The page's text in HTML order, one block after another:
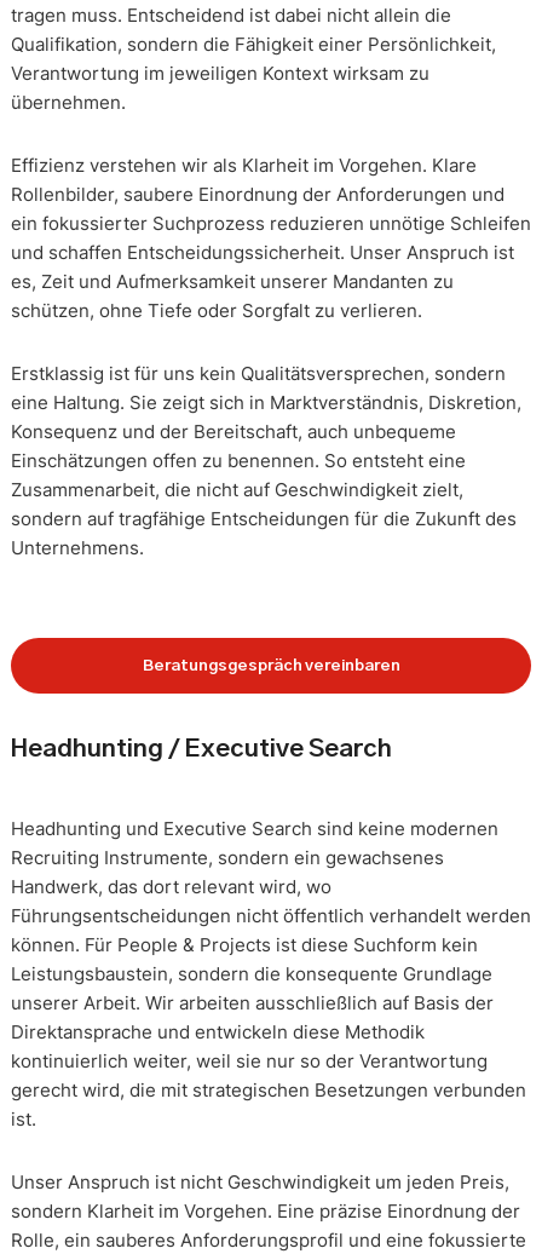
tragen muss. Entscheidend ist dabei nicht allein die
Qualifikation, sondern die Fähigkeit einer Persönlichkeit,
Verantwortung im jeweiligen Kontext wirksam zu
übernehmen.
Effizienz verstehen wir als Klarheit im Vorgehen. Klare
Rollenbilder, saubere Einordnung der Anforderungen und
ein fokussierter Suchprozess reduzieren unnötige Schleifen
und schaffen Entscheidungssicherheit. Unser Anspruch ist
es, Zeit und Aufmerksamkeit unserer Mandanten zu
schützen, ohne Tiefe oder Sorgfalt zu verlieren.
Erstklassig ist für uns kein Qualitätsversprechen, sondern
eine Haltung. Sie zeigt sich in Marktverständnis, Diskretion,
Konsequenz und der Bereitschaft, auch unbequeme
Einschätzungen offen zu benennen. So entsteht eine
Zusammenarbeit, die nicht auf Geschwindigkeit zielt,
sondern auf tragfähige Entscheidungen für die Zukunft des
Unternehmens.
Beratungsgespräch vereinbaren
Headhunting / Executive Search
Headhunting und Executive Search sind keine modernen
Recruiting Instrumente, sondern ein gewachsenes
Handwerk, das dort relevant wird, wo
Führungsentscheidungen nicht öffentlich verhandelt werden
können. Für People & Projects ist diese Suchform kein
Leistungsbaustein, sondern die konsequente Grundlage
unserer Arbeit. Wir arbeiten ausschließlich auf Basis der
Direktansprache und entwickeln diese Methodik
kontinuierlich weiter, weil sie nur so der Verantwortung
gerecht wird, die mit strategischen Besetzungen verbunden
ist.
Unser Anspruch ist nicht Geschwindigkeit um jeden Preis,
sondern Klarheit im Vorgehen. Eine präzise Einordnung der
Rolle, ein sauberes Anforderungsprofil und eine fokussierte